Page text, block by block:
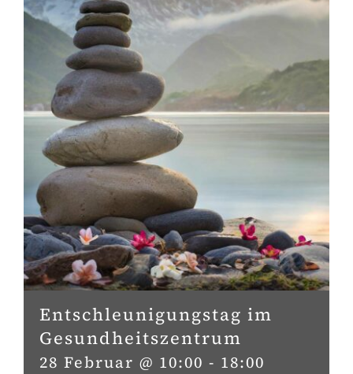
Entschleunigungstag im
Gesundheitszentrum
28 Februar @ 10:00 - 18:00